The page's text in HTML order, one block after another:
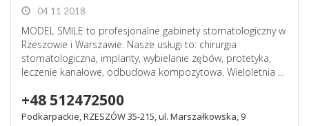
04 11 2018
MODEL SMILE to profesjonalne gabinety stomatologiczny w
Rzeszowie i Warszawie. Nasze usługi to: chirurgia
stomatologiczna, implanty, wybielanie zębów, protetyka,
leczenie kanałowe, odbudowa kompozytowa. Wieloletnia ...
+48 512472500
Podkarpackie, RZESZÓW 35-215, ul. Marszałkowska, 9